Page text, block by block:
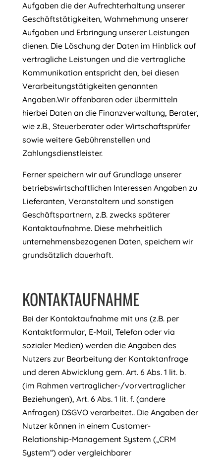
Aufgaben die der Aufrechterhaltung unserer
Geschäftstätigkeiten, Wahrnehmung unserer
Aufgaben und Erbringung unserer Leistungen
dienen. Die Löschung der Daten im Hinblick auf
vertragliche Leistungen und die vertragliche
Kommunikation entspricht den, bei diesen
Verarbeitungstätigkeiten genannten
Angaben.Wir offenbaren oder übermitteln
hierbei Daten an die Finanzverwaltung, Berater,
wie z.B., Steuerberater oder Wirtschaftsprüfer
sowie weitere Gebührenstellen und
Zahlungsdienstleister.
Ferner speichern wir auf Grundlage unserer
betriebswirtschaftlichen Interessen Angaben zu
Lieferanten, Veranstaltern und sonstigen
Geschäftspartnern, z.B. zwecks späterer
Kontaktaufnahme. Diese mehrheitlich
unternehmensbezogenen Daten, speichern wir
grundsätzlich dauerhaft.
KONTAKTAUFNAHME
Bei der Kontaktaufnahme mit uns (z.B. per
Kontaktformular, E-Mail, Telefon oder via
sozialer Medien) werden die Angaben des
Nutzers zur Bearbeitung der Kontaktanfrage
und deren Abwicklung gem. Art. 6 Abs. 1 lit. b.
(im Rahmen vertraglicher-/vorvertraglicher
Beziehungen), Art. 6 Abs. 1 lit. f. (andere
Anfragen) DSGVO verarbeitet.. Die Angaben der
Nutzer können in einem Customer-
Relationship-Management System („CRM
System“) oder vergleichbarer